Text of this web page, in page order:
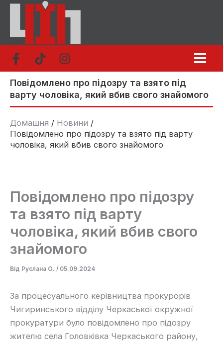
Перейти
вмісту
Повідомлено про підозру та взято під
варту чоловіка, який вбив свого знайомого
Домашня
Новини
Повідомлено про підозру та взято під варту
чоловіка, який вбив свого знайомого
Повідомлено про підозру
та взято під варту
чоловіка, який вбив свого
знайомого
Від Руслана О. / 05.09.2024
За процесуального керівництва прокурорів
Чигиринського відділу Черкаської окружної
прокуратури було повідомлено про підозру
жителю села Головківка Черкаського району,